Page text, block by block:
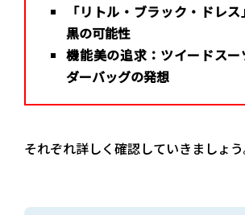
「リトル・ブラック・ドレ
黒の可能性
機能美の追求：ツイードス
ダーバッグの発想
それぞれ詳しく確認していきましょう